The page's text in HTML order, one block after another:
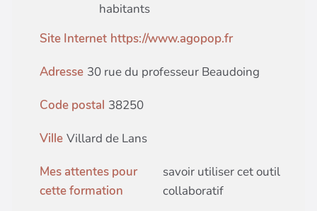
habitants
Site Internet https://www.agopop.fr
Adresse 30 rue du professeur Beaudoing
Code postal 38250
Ville Villard de Lans
Mes attentes pour
cette formation
savoir utiliser cet outil
collaboratif